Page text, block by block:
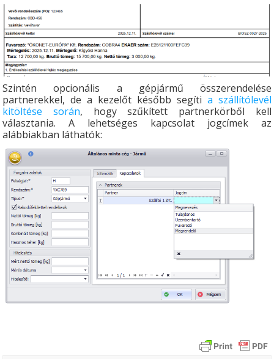
Szintén opcionális a gépjármű összerendelése
partnerekkel, de a kezelőt később segíti a szállítólevél
kitöltése során, hogy szűkített partnerkörből kell
választania. A lehetséges kapcsolat jogcímek az
alábbiakban láthatók: